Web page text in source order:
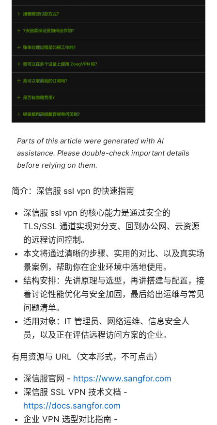
Parts of this article were generated with AI
assistance. Please double-check important details
before relying on them.
简介：深信服 ssl vpn 的快速指南
深信服 ssl vpn 的核心能力是通过安全的
TLS/SSL 通道实现对分支、回到办公网、云资源
的远程访问控制。
本文将通过清晰的步骤、实用的对比、以及真实场
景案例，帮助你在企业环境中落地使用。
结构安排：先讲原理与选型，再讲搭建与配置，接
着讨论性能优化与安全加固，最后给出运维与常见
问题清单。
适用对象：IT 管理员、网络运维、信息安全人
员，以及正在评估远程访问方案的企业。
有用资源与 URL（文本形式，不可点击）
深信服官网 - https://www.sangfor.com
深信服 SSL VPN 技术文档 -
https://docs.sangfor.com
企业 VPN 选型对比指南 -